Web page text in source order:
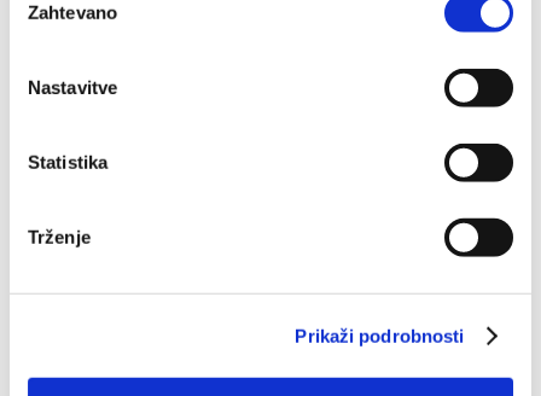
soglasja
Zahtevano
Nastavitve
Statistika
Trženje
Prikaži podrobnosti